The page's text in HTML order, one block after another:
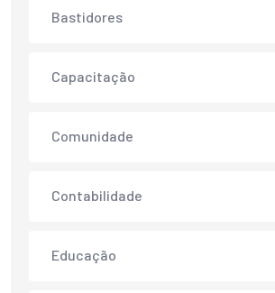
Bastidores
Capacitação
Comunidade
Contabilidade
Educação